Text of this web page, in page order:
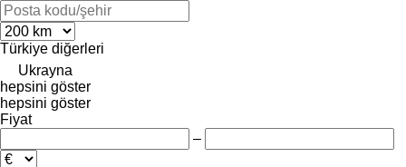
Türkiye diğerleri
Ukrayna
hepsini göster
hepsini göster
Fiyat
–